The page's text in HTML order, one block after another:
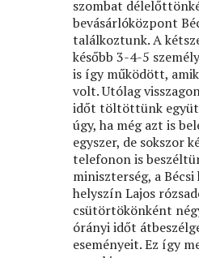
szombat
bevásárlóközpont
találkoztunk. A
később 3-4-5
is így működött,
volt. Utólag
időt töltöttünk
úgy, ha még azt is
egyszer, de sokszor
telefonon is
miniszterség, a
helyszín Lajos
csütörtökönként
órányi időt
eseményeit. Ez így